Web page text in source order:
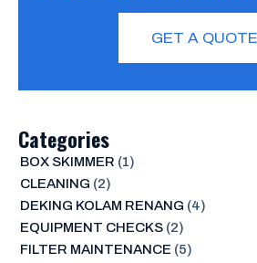
GET A QUOTE
Categories
BOX SKIMMER (1)
CLEANING (2)
DEKING KOLAM RENANG (4)
EQUIPMENT CHECKS(2)
FILTER MAINTENANCE (5)